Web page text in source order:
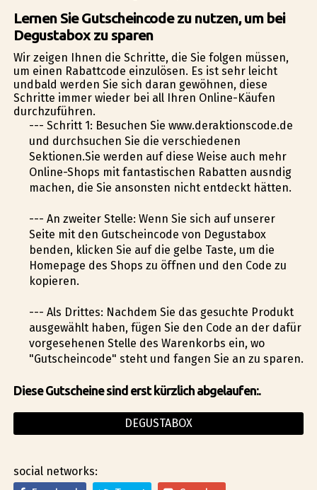
Lernen Sie Gutscheincode zu nutzen, um bei
Degustabox zu sparen
Wir zeigen Ihnen die Schritte, die Sie folgen müssen,
um einen Rabattcode einzulösen. Es ist sehr leicht
undbald werden Sie sich daran gewöhnen, diese
Schritte immer wieder bei all Ihren Online-Käufen
durchzuführen.
--- Schritt 1: Besuchen Sie www.deraktionscode.de
und durchsuchen Sie die verschiedenen
Sektionen.Sie werden auf diese Weise auch mehr
Online-Shops mit fantastischen Rabatten ausfindig
machen, die Sie ansonsten nicht entdeckt hätten.
--- An zweiter Stelle: Wenn Sie sich auf unserer
Seite mit den Gutscheincode von Degustabox
befinden, klicken Sie auf die gelbe Taste, um die
Homepage des Shops zu öffnen und den Code zu
kopieren.
--- Als Drittes: Nachdem Sie das gesuchte Produkt
ausgewählt haben, fügen Sie den Code an der dafür
vorgesehenen Stelle des Warenkorbs ein, wo
"Gutscheincode" steht und fangen Sie an zu sparen.
Diese Gutscheine sind erst kürzlich abgelaufen:.
DEGUSTABOX
social networks: